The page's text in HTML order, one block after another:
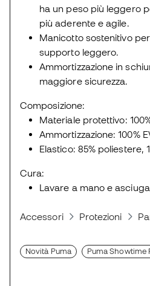
ha un peso più leggero
più aderente e agile.
Manicotto sostenitivo
supporto leggero.
Ammortizzazione in
maggiore sicurezza.
Composizione:
Materiale protettivo:
Ammortizzazione: 100%
Elastico: 85% poliestere,
Cura:
Lavare a mano e
Accessori Protezioni
Novità Puma Puma Showtime